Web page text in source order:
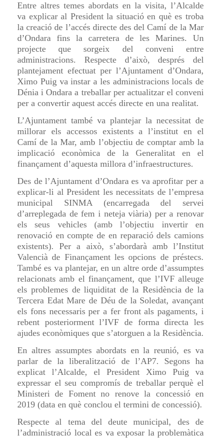
Entre altres temes abordats en la visita, l’Alcalde
va explicar al President la situació en què es troba
la creació de l’accés directe des del Camí de la Mar
d’Ondara fins la carretera de les Marines. Un
projecte que sorgeix del conveni entre
administracions. Respecte d’això, després del
plantejament efectuat per l’Ajuntament d’Ondara,
Ximo Puig va instar a les administracions locals de
Dénia i Ondara a treballar per actualitzar el conveni
per a convertir aquest accés directe en una realitat.
L’Ajuntament també va plantejar la necessitat de
millorar els accessos existents a l’institut en el
Camí de la Mar, amb l’objectiu de comptar amb la
implicació econòmica de la Generalitat en el
finançament d’aquesta millora d’infraestructures.
Des de l’Ajuntament d’Ondara es va aprofitar per a
explicar-li al President les necessitats de l’empresa
municipal SINMA (encarregada del servei
d’arreplegada de fem i neteja viària) per a renovar
els seus vehicles (amb l’objectiu invertir en
renovació en compte de en reparació dels camions
existents). Per a això, s’abordarà amb l’Institut
Valencià de Finançament les opcions de préstecs.
També es va plantejar, en un altre orde d’assumptes
relacionats amb el finançament, que l’IVF alleuge
els problemes de liquiditat de la Residència de la
Tercera Edat Mare de Déu de la Soledat, avançant
els fons necessaris per a fer front als pagaments, i
rebent posteriorment l’IVF de forma directa les
ajudes econòmiques que s’atorguen a la Residència.
En altres assumptes abordats en la reunió, es va
parlar de la liberalització de l’AP7. Segons ha
explicat l’Alcalde, el President Ximo Puig va
expressar el seu compromís de treballar perquè el
Ministeri de Foment no renove la concessió en
2019 (data en què conclou el termini de concessió).
Respecte al tema del deute municipal, des de
l’administració local es va exposar la problemàtica